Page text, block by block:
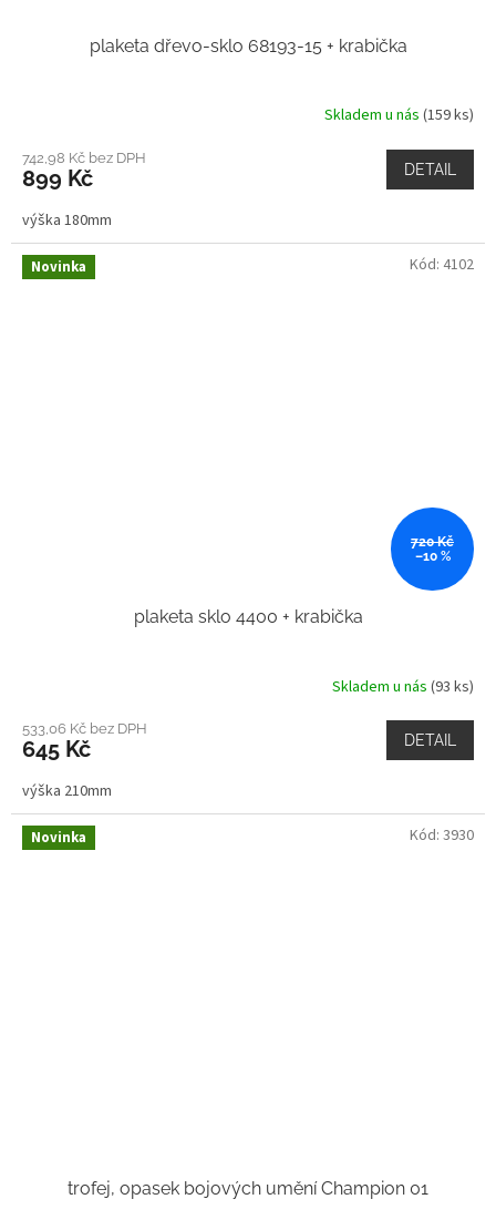
plaketa dřevo-sklo 68193-15 + krabička
Skladem u nás (159 ks)
742,98 Kč bez DPH
899 Kč DETAIL
výška 180mm
Novinka
720 Kč
–10 %
plaketa sklo 4400 + krabička
Skladem u nás (93 ks)
533,06 Kč bez DPH
645 Kč DETAIL
výška 210mm
Kód: 4102
Novinka
trofej, opasek bojových umění Champion 01
Kód: 3930